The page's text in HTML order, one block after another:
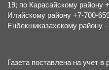
19; по Карасайскому району
Илийскому району +7-700-
Енбекшиказахскому району -
Газета поставлена на учет в